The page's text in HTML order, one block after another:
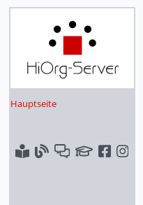
Hauptseite